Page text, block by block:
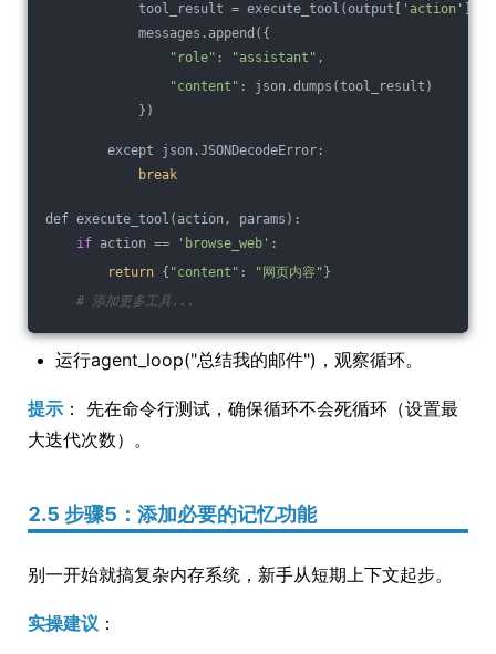
tool_result = execute_tool(output[
'action'
messages.append({
"role" : "assistant" ,
"content" : json.dumps(tool_result)
})
except json.JSONDecodeError:
break
def execute_tool(action, params):
if action == 'browse_web' :
return { "content" : "网页内容" }
# 添加更多工具...
运行agent_loop("总结我的邮件")，观察循环。
提示 ： 先在命令行测试，确保循环不会死循环（设置最
大迭代次数）。
2.5 步骤5：添加必要的记忆功能
别一开始就搞复杂内存系统，新手从短期上下文起步。
实操建议 ：